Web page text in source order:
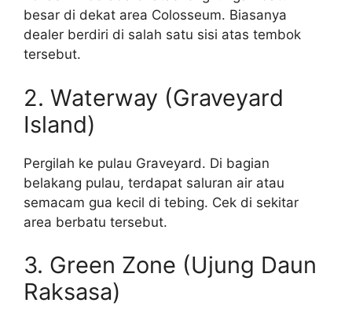
besar di dekat area Colosseum. Biasanya
dealer berdiri di salah satu sisi atas tembok
tersebut.
2. Waterway (Graveyard
Island)
Pergilah ke pulau Graveyard. Di bagian
belakang pulau, terdapat saluran air atau
semacam gua kecil di tebing. Cek di sekitar
area berbatu tersebut.
3. Green Zone (Ujung Daun
Raksasa)